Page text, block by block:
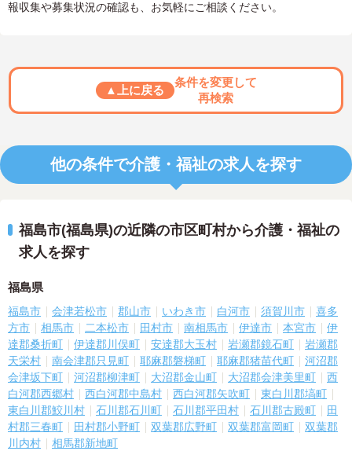
報収集や募集状況の確認も、お気軽にご相談ください。
▲上に戻る
条件を変更して
再検索
他の条件で介護・福祉の求人を探す
福島市(福島県)の近隣の市区町村から介護・福祉の
求人を探す
福島県
福島市 会津若松市 郡山市 いわき市 白河市 須賀川市
喜多
方市
相馬市 二本松市 田村市 南相馬市 伊達市 本宮市
伊
達郡桑折町
伊達郡川俣町 安達郡大玉村 岩瀬郡鏡石町
岩瀬郡
天栄村
南会津郡只見町 耶麻郡磐梯町 耶麻郡猪苗代町
河沼郡
会津坂下町
河沼郡柳津町 大沼郡金山町 大沼郡会津美里町
西
白河郡西郷村
西白河郡中島村 西白河郡矢吹町
東白川郡塙町
東白川郡鮫川村
石川郡石川町 石川郡平田村 石川郡古殿町
田
村郡三春町
田村郡小野町 双葉郡広野町 双葉郡富岡町
双葉郡
川内村
相馬郡新地町